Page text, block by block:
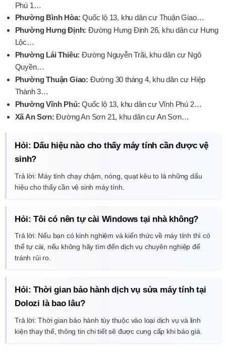
Phú 1…
Phường Bình Hòa: Quốc lộ 13, khu dân cư Thuận Giao…
Phường Hưng Định: Đường Hưng Định 26, khu dân cư Hưng
Lộc…
Phường Lái Thiêu: Đường Nguyễn Trãi, khu dân cư Ngô
Quyền…
Phường Thuận Giao: Đường 30 tháng 4, khu dân cư Hiệp
Thành 3…
Phường Vĩnh Phú: Quốc lộ 13, khu dân cư Vĩnh Phú 2…
Xã An Sơn: Đường An Sơn 21, khu dân cư An Sơn…
Hỏi: Dấu hiệu nào cho thấy máy tính cần được vệ
sinh?
Trả lời: Máy tính chạy chậm, nóng, quạt kêu to là những dấu
hiệu cho thấy cần vệ sinh máy tính.
Hỏi: Tôi có nên tự cài Windows tại nhà không?
Trả lời: Nếu bạn có kinh nghiệm và kiến thức về máy tính thì có
thể tự cài, nếu không hãy tìm đến dịch vụ chuyên nghiệp để
tránh rủi ro.
Hỏi: Thời gian bảo hành dịch vụ sửa máy tính tại
Dolozi là bao lâu?
Trả lời: Thời gian bảo hành tùy thuộc vào loại dịch vụ và linh
kiện thay thế, thông tin chi tiết sẽ được cung cấp khi báo giá.